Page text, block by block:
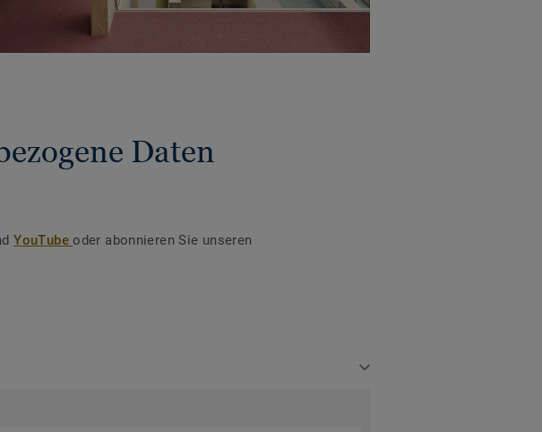
Daten
YouTubeoder abonnieren Sie unseren